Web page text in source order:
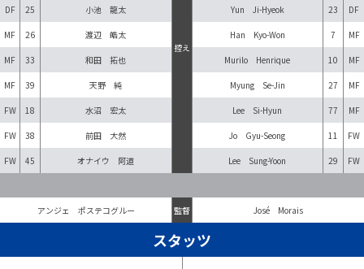
控え
DF 25 小池 龍太 Yun Ji-Hyeok 23 DF
MF 26 渡辺 皓太 Han Kyo-Won 7 MF
MF 33 和田 拓也 Murilo Henrique 10 MF
MF 39 天野 純 Myung Se-Jin 27 MF
FW 18 水沼 宏太 Lee Si-Hyun 77 MF
FW 38 前田 大然 Jo Gyu-Seong 11 FW
FW 45 オナイウ 阿道 Lee Sung-Yoon 29 FW
監督
アンジェ ポステコグルー José Morais
スタッツ